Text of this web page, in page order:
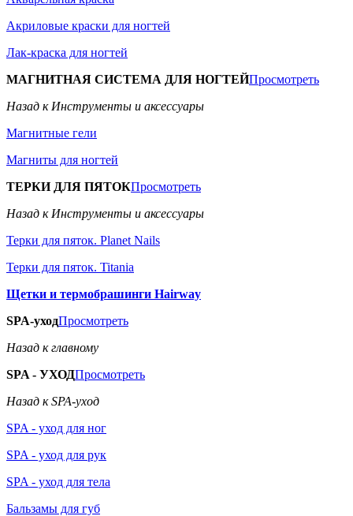
Акриловые краски для ногтей
Лак-краска для ногтей
МАГНИТНАЯ СИСТЕМА ДЛЯ НОГТЕЙПросмотреть
Назад к Инструменты и аксессуары
Магнитные гели
Магниты для ногтей
ТЕРКИ ДЛЯ ПЯТОКПросмотреть
Назад к Инструменты и аксессуары
Терки для пяток. Planet Nails
Терки для пяток. Titania
Щетки и термобрашинги Hairway
SPA-уходПросмотреть
Назад к главному
SPA - УХОДПросмотреть
Назад к SPA-уход
SPA - уход для ног
SPA - уход для рук
SPA - уход для тела
Бальзамы для губ